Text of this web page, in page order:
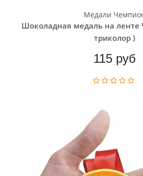
Медали
Шоколадная медаль на ленте
триколор )
115 руб